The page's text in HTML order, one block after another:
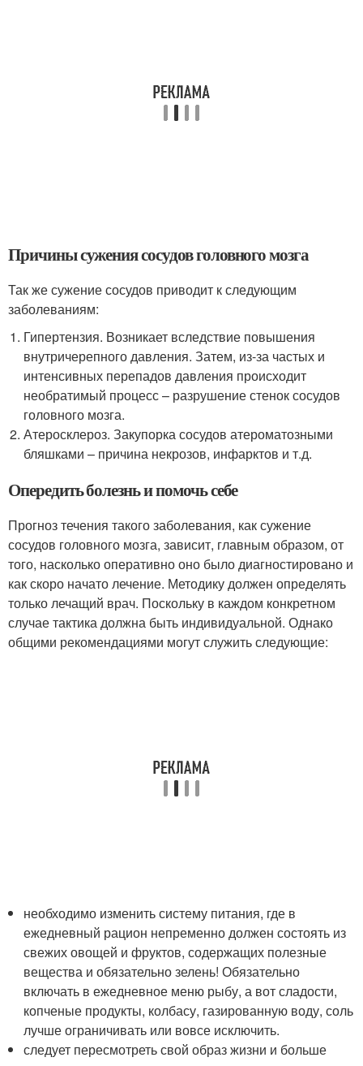
Причины сужения сосудов головного мозга
Так же сужение сосудов приводит к следующим
заболеваниям:
Гипертензия. Возникает вследствие повышения
внутричерепного давления. Затем, из-за частых и
интенсивных перепадов давления происходит
необратимый процесс – разрушение стенок сосудов
головного мозга.
Атеросклероз. Закупорка сосудов атероматозными
бляшками – причина некрозов, инфарктов и т.д.
Опередить болезнь и помочь себе
Прогноз течения такого заболевания, как сужение
сосудов головного мозга, зависит, главным образом, от
того, насколько оперативно оно было диагностировано и
как скоро начато лечение. Методику должен определять
только лечащий врач. Поскольку в каждом конкретном
случае тактика должна быть индивидуальной. Однако
общими рекомендациями могут служить следующие:
необходимо изменить систему питания, где в
ежедневный рацион непременно должен состоять из
свежих овощей и фруктов, содержащих полезные
вещества и обязательно зелень! Обязательно
включать в ежедневное меню рыбу, а вот сладости,
копченые продукты, колбасу, газированную воду, соль
лучше ограничивать или вовсе исключить.
следует пересмотреть свой образ жизни и больше